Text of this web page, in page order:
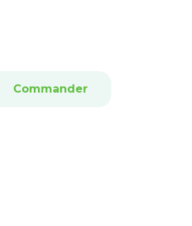
Commander